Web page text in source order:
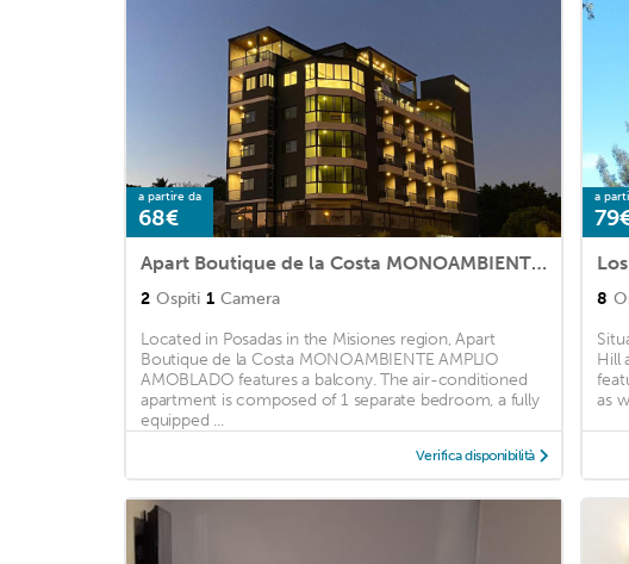
a partire da
68€
Apart Boutique de la Costa MONOAMBIENTE AMPLIO AMOBLADO
2 Ospiti 1 Camera
Located in Posadas in the Misiones region, Apart
Boutique de la Costa MONOAMBIENTE AMPLIO
AMOBLADO features a balcony. The air-conditioned
apartment is composed of 1 separate bedroom, a fully
equipped ...
Verifica disponibilità
a
8
Hill
as